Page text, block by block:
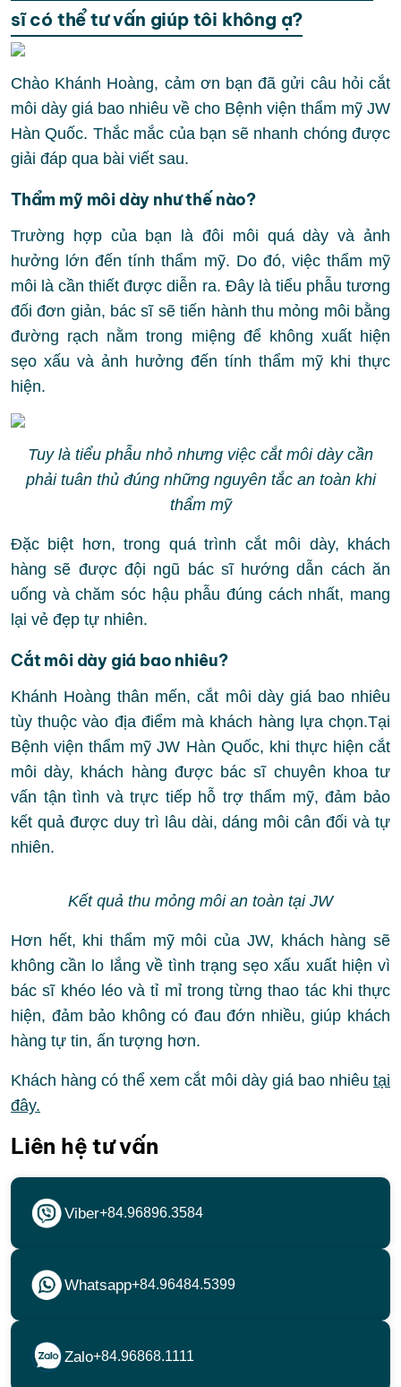
sĩ có thể tư vấn giúp tôi không ạ?
Chào Khánh Hoàng, cảm ơn bạn đã gửi câu hỏi cắt
môi dày giá bao nhiêu về cho Bệnh viện thẩm mỹ JW
Hàn Quốc. Thắc mắc của bạn sẽ nhanh chóng được
giải đáp qua bài viết sau.
Thẩm mỹ môi dày như thế nào?
Trường hợp của bạn là đôi môi quá dày và ảnh
hưởng lớn đến tính thẩm mỹ. Do đó, việc thẩm mỹ
môi là cần thiết được diễn ra. Đây là tiểu phẫu tương
đối đơn giản, bác sĩ sẽ tiến hành thu mỏng môi bằng
đường rạch nằm trong miệng để không xuất hiện
sẹo xấu và ảnh hưởng đến tính thẩm mỹ khi thực
hiện.
Tuy là tiểu phẫu nhỏ nhưng việc cắt môi dày cần
phải tuân thủ đúng những nguyên tắc an toàn khi
thẩm mỹ
Đặc biệt hơn, trong quá trình cắt môi dày, khách
hàng sẽ được đội ngũ bác sĩ hướng dẫn cách ăn
uống và chăm sóc hậu phẫu đúng cách nhất, mang
lại vẻ đẹp tự nhiên.
Cắt môi dày giá bao nhiêu?
Khánh Hoàng thân mến, cắt môi dày giá bao nhiêu
tùy thuộc vào địa điểm mà khách hàng lựa chọn.Tại
Bệnh viện thẩm mỹ JW Hàn Quốc, khi thực hiện cắt
môi dày, khách hàng được bác sĩ chuyên khoa tư
vấn tận tình và trực tiếp hỗ trợ thẩm mỹ, đảm bảo
kết quả được duy trì lâu dài, dáng môi cân đối và tự
nhiên.
Kết quả thu mỏng môi an toàn tại JW
Hơn hết, khi thẩm mỹ môi của JW, khách hàng sẽ
không cần lo lắng về tình trạng sẹo xấu xuất hiện vì
bác sĩ khéo léo và tỉ mỉ trong từng thao tác khi thực
hiện, đảm bảo không có đau đớn nhiều, giúp khách
hàng tự tin, ấn tượng hơn.
Khách hàng có thể xem cắt môi dày giá bao nhiêu tại
đây.
Liên hệ tư vấn
Viber+84.96896.3584
Whatsapp+84.96484.5399
Zalo+84.96868.1111